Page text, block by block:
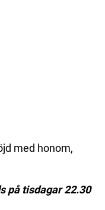
med honom,
på tisdagar 22.30